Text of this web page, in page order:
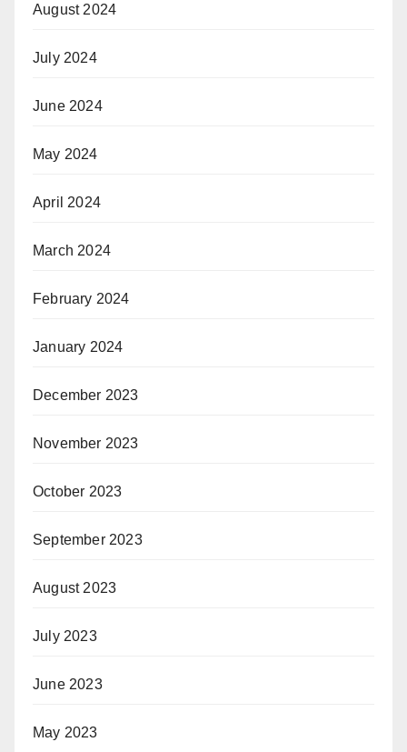
August 2024
July 2024
June 2024
May 2024
April 2024
March 2024
February 2024
January 2024
December 2023
November 2023
October 2023
September 2023
August 2023
July 2023
June 2023
May 2023